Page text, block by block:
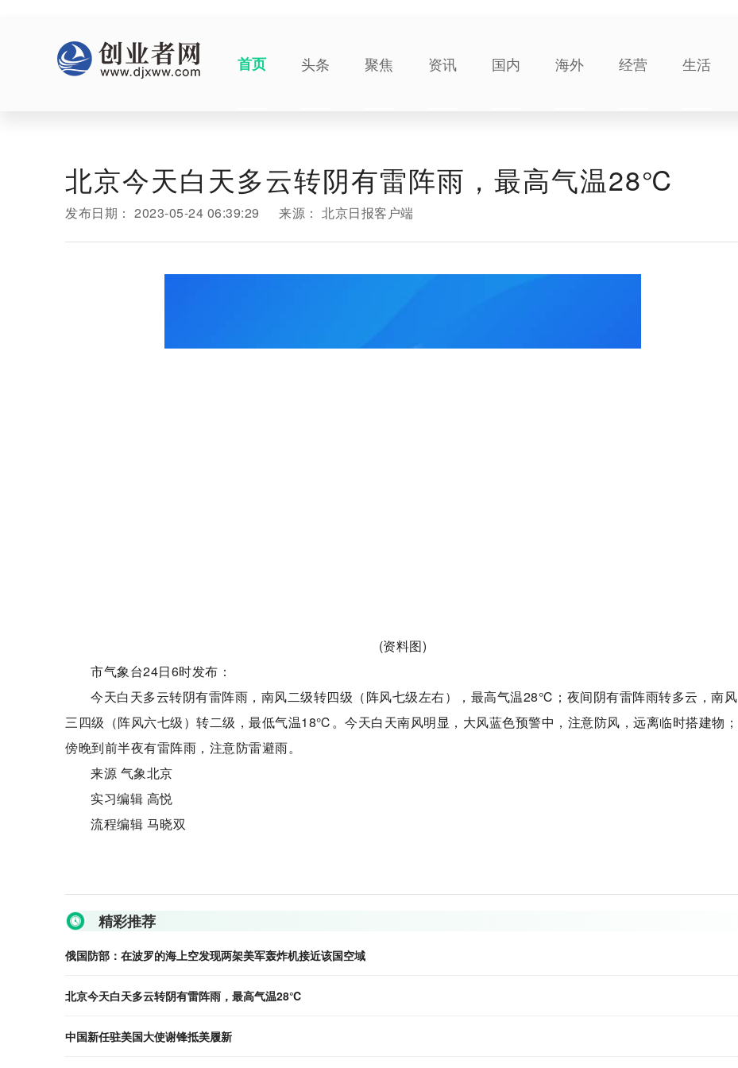
首页 头条 聚焦 资讯 国内 海外 经营 生活
北京今天白天多云转阴有雷阵雨，最高气温28℃
发布日期： 2023-05-24 06:39:29 来源： 北京日报客户端
(资料图)
市气象台24日6时发布：
今天白天多云转阴有雷阵雨，南风二级转四级（阵风七级左右），最高气温28℃；夜间阴有雷阵雨转多云，南风
三四级（阵风六七级）转二级，最低气温18℃。今天白天南风明显，大风蓝色预警中，注意防风，远离临时搭建物；
傍晚到前半夜有雷阵雨，注意防雷避雨。
来源 气象北京
实习编辑 高悦
流程编辑 马晓双
精彩推荐
俄国防部：在波罗的海上空发现两架美军轰炸机接近该国空域
北京今天白天多云转阴有雷阵雨，最高气温28℃
中国新任驻美国大使谢锋抵美履新